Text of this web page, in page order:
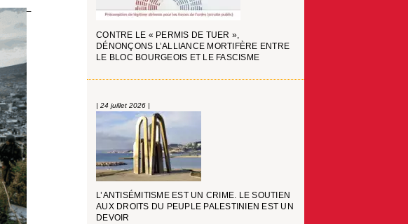
CONTRE LE « PERMIS DE TUER »,
DÉNONÇONS L’ALLIANCE MORTIFÈRE ENTRE
LE BLOC BOURGEOIS ET LE FASCISME
| 24 juillet 2026 |
L’ANTISÉMITISME EST UN CRIME. LE SOUTIEN
AUX DROITS DU PEUPLE PALESTINIEN EST UN
DEVOIR